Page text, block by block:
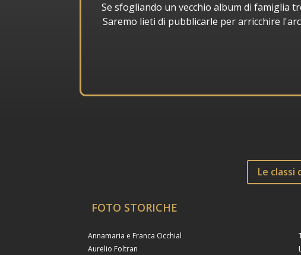
Se sfogliando un vecchio album di famiglia
Saremo lieti di pubblicarle per arricchire
Le classi
FOTO STORICHE
Annamaria e Franca Occhial
Aurelio Foltran